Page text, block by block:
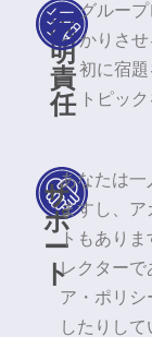
説
明
責
任
グルー
かりさ
初に宿
トピッ
サ
ポ
ー
ト
あなたは一
ますし、ア
トもあり
レクターで
ア・ポリシ
したりし